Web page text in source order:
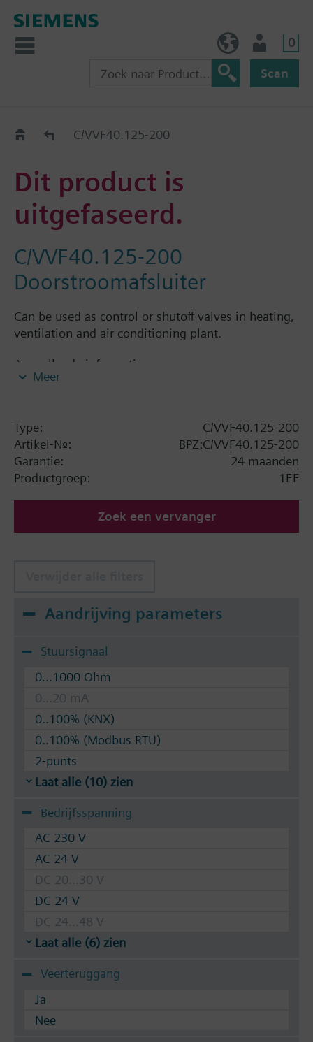
0
Scan
Old2NewC/VVF40.125-200
Dit product is
uitgefaseerd.
C/VVF40.125-200
Doorstroomafsluiter
Can be used as control or shutoff valves in heating,
ventilation and air conditioning plant.
Aanvullende informatie
Bijbehorende servomotoren :
Samenvatting
tweeweg-/ driewegafsluiters PN10 met
flensaansluiting
Meer
Type:
C/VVF40.125-200
Artikel-Nr.:
BPZ:C/VVF40.125-200
Garantie:
24 maanden
Productgroep:
1EF
Zoek een vervanger
Aandrijving parameters
Stuursignaal
0...1000 Ohm
0...20 mA
0..100% (KNX)
0..100% (Modbus RTU)
2-punts
Laat alle (10) zien
Bedrijfsspanning
AC 230 V
AC 24 V
DC 20...30 V
DC 24 V
DC 24...48 V
Laat alle (6) zien
Veerteruggang
Ja
Nee